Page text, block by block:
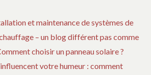
et maintenance de systèmes de
– un blog différent pas comme
choisir un panneau solaire ?
votre humeur : comment